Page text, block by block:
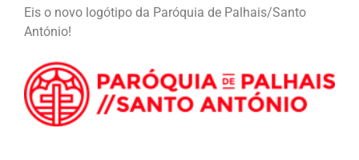
Eis o novo logótipo da Paróquia de Palhais/Santo
António!